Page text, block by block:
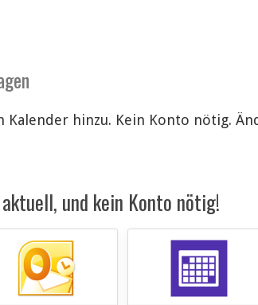
Kalender hinzu. Kein Konto nötig.
und kein Konto nötig!